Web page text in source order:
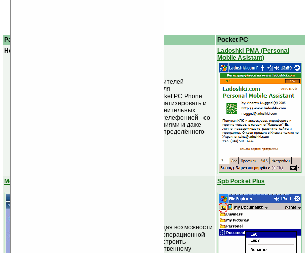
Palm OS
Pocket PC
Нет аналогов
(Специально для посетителей
Программа для
коммуникаторов на Pocket PC Phone
Edition позволяет автоматизировать и
выполнять много дополнительных
действий, связанных с телефонией - со
звонками, SMS сообщениями и даже
просто наступлением определённого
Ladoshki PMA (Personal
Mobile Asistant)
MegaLauncher
Программа, расширяющая возможности
стандартной оболочки операционной
системы. Позволяет настроить
интерфейс КПК по собственному
Spb Pocket Plus